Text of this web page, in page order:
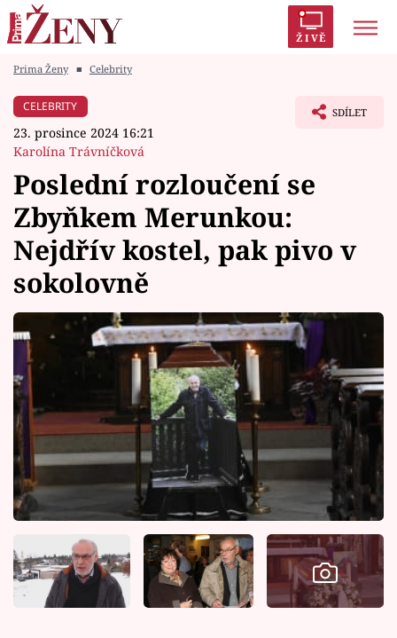
ŽIVĚ
Módní alarm
Témata
Celebrity
Vztahy
Seriály
Horoskopy
Sledujte prima+
Filmový festival Karlovy Vary
Mámy sobě
Prima Ženy ■ Celebrity
CELEBRITY
23. prosince 2024 16:21
Karolína Trávníčková
SDÍLET
Poslední rozloučení se
Zbyňkem Merunkou:
Nejdřív kostel, pak pivo v
sokolovně